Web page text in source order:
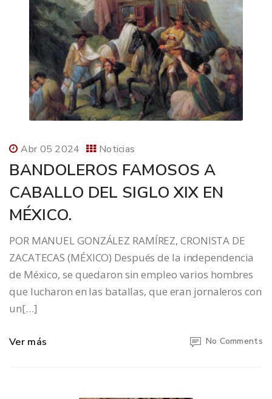
Abr 05 2024 Noticias
BANDOLEROS FAMOSOS A
CABALLO DEL SIGLO XIX EN
MÉXICO.
POR MANUEL GONZÁLEZ RAMÍREZ, CRONISTA DE
ZACATECAS (MÉXICO) Después de la independencia
de México, se quedaron sin empleo varios hombres
que lucharon en las batallas, que eran jornaleros con
un[…]
Ver más No Comments